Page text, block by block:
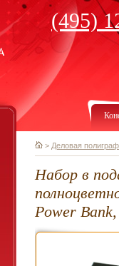
(495)
> Деловая
Набор в
Power Bank,